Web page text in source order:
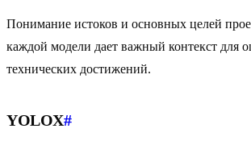
Понимание истоков и основных целей
каждой модели дает важный контекст для
технических достижений.
YOLOX#